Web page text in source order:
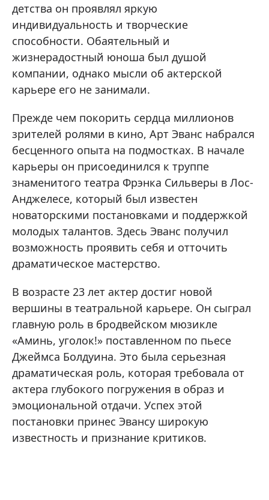
детства он проявлял яркую
индивидуальность и творческие
способности. Обаятельный и
жизнерадостный юноша был душой
компании, однако мысли об актерской
карьере его не занимали.
Прежде чем покорить сердца миллионов
зрителей ролями в кино, Арт Эванс набрался
бесценного опыта на подмостках. В начале
карьеры он присоединился к труппе
знаменитого театра Фрэнка Сильверы в Лос-
Анджелесе, который был известен
новаторскими постановками и поддержкой
молодых талантов. Здесь Эванс получил
возможность проявить себя и отточить
драматическое мастерство.
В возрасте 23 лет актер достиг новой
вершины в театральной карьере. Он сыграл
главную роль в бродвейском мюзикле
«Аминь, уголок!» поставленном по пьесе
Джеймса Болдуина. Это была серьезная
драматическая роль, которая требовала от
актера глубокого погружения в образ и
эмоциональной отдачи. Успех этой
постановки принес Эвансу широкую
известность и признание критиков.